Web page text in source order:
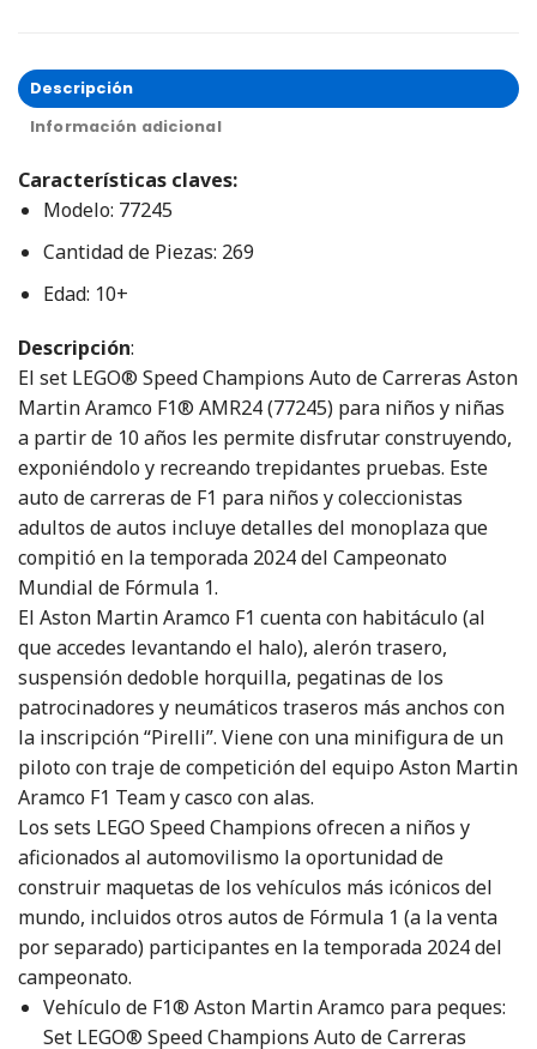
Descripción
Información adicional
Características claves:
Modelo: 77245
Cantidad de Piezas: 269
Edad: 10+
Descripción:
El set LEGO® Speed Champions Auto de Carreras Aston
Martin Aramco F1® AMR24 (77245) para niños y niñas
a partir de 10 años les permite disfrutar construyendo,
exponiéndolo y recreando trepidantes pruebas. Este
auto de carreras de F1 para niños y coleccionistas
adultos de autos incluye detalles del monoplaza que
compitió en la temporada 2024 del Campeonato
Mundial de Fórmula 1.
El Aston Martin Aramco F1 cuenta con habitáculo (al
que accedes levantando el halo), alerón trasero,
suspensión dedoble horquilla, pegatinas de los
patrocinadores y neumáticos traseros más anchos con
la inscripción “Pirelli”. Viene con una minifigura de un
piloto con traje de competición del equipo Aston Martin
Aramco F1 Team y casco con alas.
Los sets LEGO Speed Champions ofrecen a niños y
aficionados al automovilismo la oportunidad de
construir maquetas de los vehículos más icónicos del
mundo, incluidos otros autos de Fórmula 1 (a la venta
por separado) participantes en la temporada 2024 del
campeonato.
Vehículo de F1® Aston Martin Aramco para peques:
Set LEGO® Speed Champions Auto de Carreras